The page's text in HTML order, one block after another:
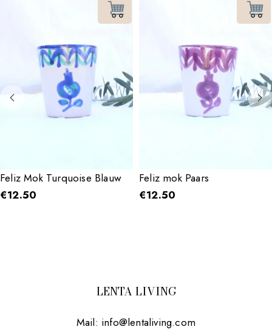
Feliz Mok Turquoise Blauw
€12.50
Feliz mok Paars
€12.50
LENTA LIVING
Mail: info@lentaliving.com